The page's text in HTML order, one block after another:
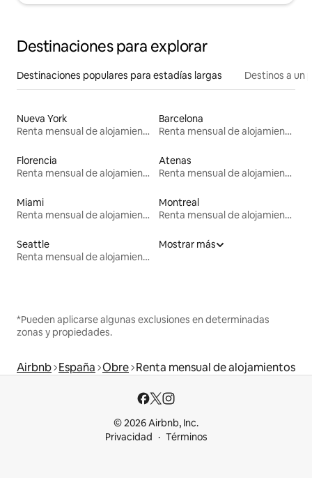
Destinaciones para explorar
Destinaciones populares para estadías largas Destinos a un
Nueva York
Renta mensual de alojamientos
Barcelona
Renta mensual de alojamientos
Florencia
Renta mensual de alojamientos
Atenas
Renta mensual de alojamientos
Miami
Renta mensual de alojamientos
Montreal
Renta mensual de alojamientos
Seattle
Renta mensual de alojamientos
Mostrar más
*Pueden aplicarse algunas exclusiones en determinadas
zonas y propiedades.
Airbnb España Obre Renta mensual de alojamientos
© 2026 Airbnb, Inc.
Privacidad
Términos